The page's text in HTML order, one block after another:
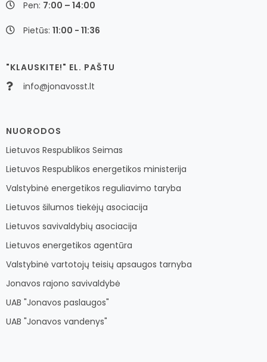
Pen: 7:00 – 14:00
Pietūs: 11:00 - 11:36
"KLAUSKITE!" EL. PAŠTU
info@jonavosst.lt
NUORODOS
Lietuvos Respublikos Seimas
Lietuvos Respublikos energetikos ministerija
Valstybinė energetikos reguliavimo taryba
Lietuvos šilumos tiekėjų asociacija
Lietuvos savivaldybių asociacija
Lietuvos energetikos agentūra
Valstybinė vartotojų teisių apsaugos tarnyba
Jonavos rajono savivaldybė
UAB "Jonavos paslaugos"
UAB "Jonavos vandenys"